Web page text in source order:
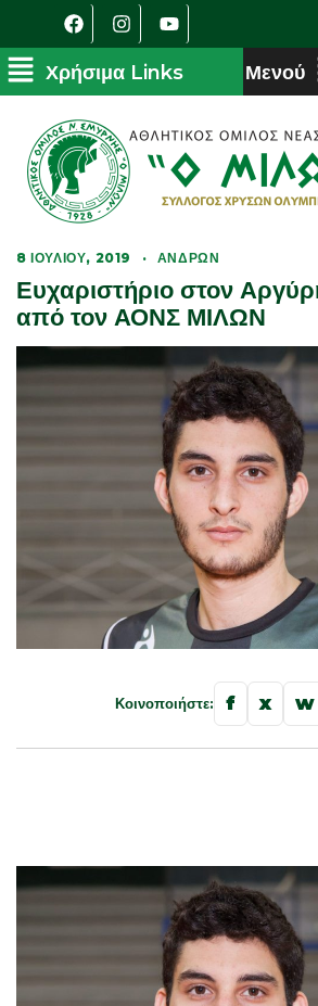
8 ΙΟΥΛΊΟΥ, 2019 · ΑΝΔΡΏΝ
Ευχαριστήριο στον
από τον ΑΟΝΣ ΜΙΛΩΝ
Κοινοποιήστε: f x w